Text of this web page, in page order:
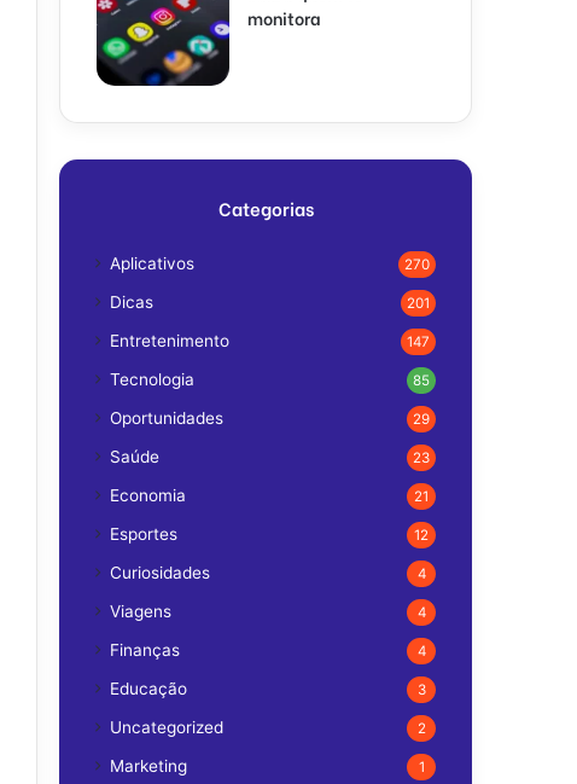
monitora
Categorias
Aplicativos 270
Dicas 201
Entretenimento 147
Tecnologia 85
Oportunidades 29
Saúde 23
Economia 21
Esportes 12
Curiosidades 4
Viagens 4
Finanças 4
Educação 3
Uncategorized 2
Marketing 1